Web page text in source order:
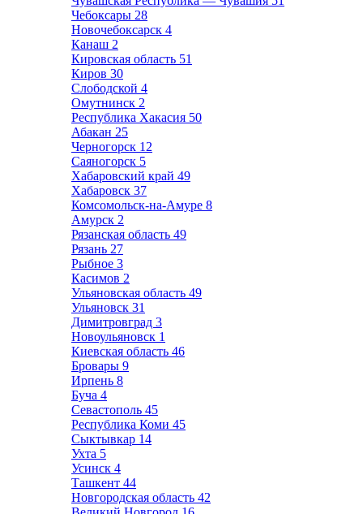
Чебоксары 28
Новочебоксарск 4
Канаш 2
Кировская область 51
Киров 30
Слободской 4
Омутнинск 2
Республика Хакасия 50
Абакан 25
Черногорск 12
Саяногорск 5
Хабаровский край 49
Хабаровск 37
Комсомольск-на-Амуре 8
Амурск 2
Рязанская область 49
Рязань 27
Рыбное 3
Касимов 2
Ульяновская область 49
Ульяновск 31
Димитровград 3
Новоульяновск 1
Киевская область 46
Бровары 9
Ирпень 8
Буча 4
Севастополь 45
Республика Коми 45
Сыктывкар 14
Ухта 5
Усинск 4
Ташкент 44
Новгородская область 42